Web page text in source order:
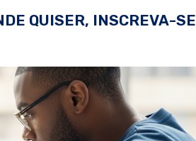
QUISER, INSCREVA-SE